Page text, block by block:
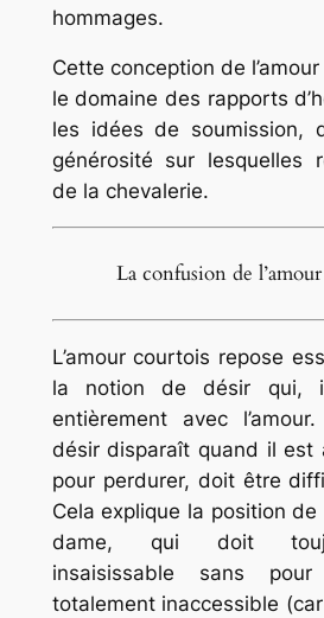
hommages.
Cette conception de
le domaine des rapports
les idées de soumission,
générosité sur lesquelles
de la chevalerie.
La confusion de
L’amour courtois repose
la notion de désir qui,
entièrement avec
désir disparaît quand il est
pour perdurer, doit être
Cela explique la position
dame, qui doit
insaisissable sans
totalement inaccessible (car